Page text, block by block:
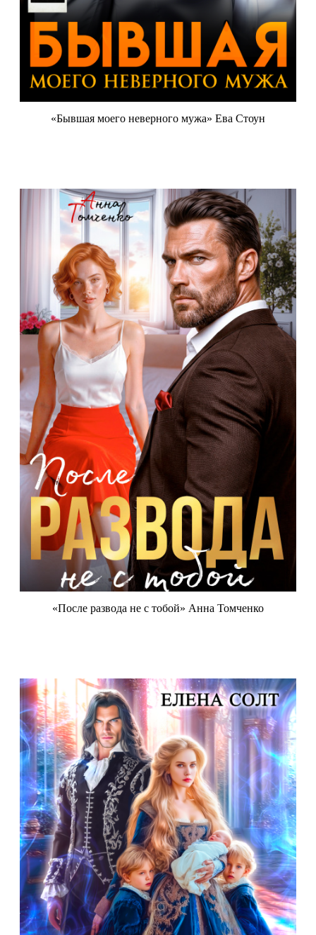
«Бывшая моего неверного мужа» Ева Стоун
«После развода не с тобой» Анна Томченко